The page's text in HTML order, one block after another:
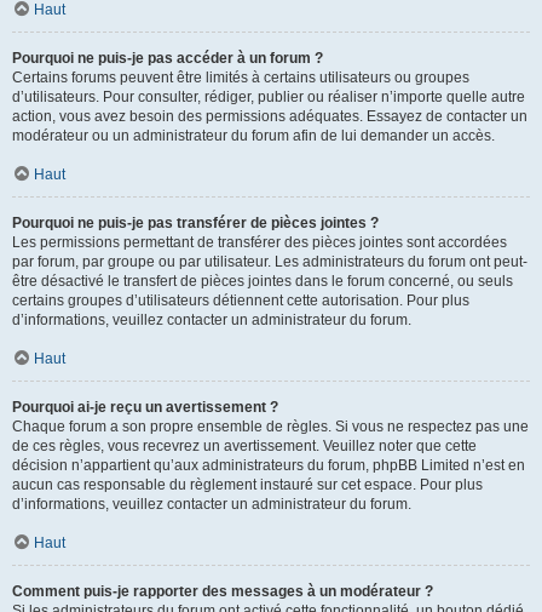
Haut
Pourquoi ne puis-je pas accéder à un forum ?
Certains forums peuvent être limités à certains utilisateurs ou groupes
d’utilisateurs. Pour consulter, rédiger, publier ou réaliser n’importe quelle autre
action, vous avez besoin des permissions adéquates. Essayez de contacter un
modérateur ou un administrateur du forum afin de lui demander un accès.
Haut
Pourquoi ne puis-je pas transférer de pièces jointes ?
Les permissions permettant de transférer des pièces jointes sont accordées
par forum, par groupe ou par utilisateur. Les administrateurs du forum ont peut-
être désactivé le transfert de pièces jointes dans le forum concerné, ou seuls
certains groupes d’utilisateurs détiennent cette autorisation. Pour plus
d’informations, veuillez contacter un administrateur du forum.
Haut
Pourquoi ai-je reçu un avertissement ?
Chaque forum a son propre ensemble de règles. Si vous ne respectez pas une
de ces règles, vous recevrez un avertissement. Veuillez noter que cette
décision n’appartient qu’aux administrateurs du forum, phpBB Limited n’est en
aucun cas responsable du règlement instauré sur cet espace. Pour plus
d’informations, veuillez contacter un administrateur du forum.
Haut
Comment puis-je rapporter des messages à un modérateur ?